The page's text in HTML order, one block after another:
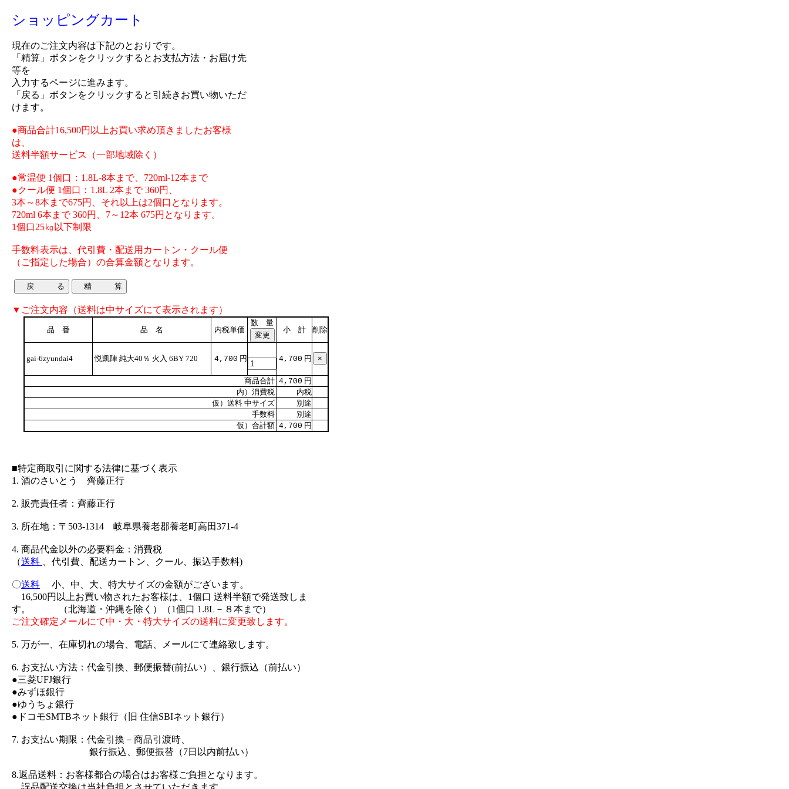
ショッピングカート
現在のご注文内容は下記のとおりです。
「精算」ボタンをクリックするとお支払方法・お届け先
等を
入力するページに進みます。
「戻る」ボタンをクリックすると引続きお買い物いただ
けます。
●商品合計16,500円以上お買い求め頂きましたお客様
は、
送料半額サービス（一部地域除く）
●常温便 1個口：1.8L-8本まで、720ml-12本まで
●クール便 1個口：1.8L 2本まで 360円、
3本～8本まで675円、それ以上は2個口となります。
720ml 6本まで 360円、7～12本 675円となります。
1個口25㎏以下制限
手数料表示は、代引費・配送用カートン・クール便
（ご指定した場合）の合算金額となります。
▼ご注文内容（送料は中サイズにて表示されます）
品 番 品 名 内税単価
数 量
小 計
削除
gai-6zyundai4 悦凱陣 純大40％ 火入 6BY 720 4,700 円 4,700 円
商品合計 4,700 円
内）消費税
内税
仮）送料 中サイズ
別途
手数料
別途
仮）合計額 4,700 円
■特定商取引に関する法律に基づく表示
1. 酒のさいとう 齊藤正行
2. 販売責任者：齊藤正行
3. 所在地：〒503-1314 岐阜県養老郡養老町高田371-4
4. 商品代金以外の必要料金：消費税
（送料 、代引費、配送カートン、クール、振込手数料)
〇送料 小、中、大、特大サイズの金額がございます。
16,500円以上お買い物されたお客様は、1個口 送料半額で発送致しま
す。 （北海道・沖縄を除く）（1個口 1.8L－８本まで）
ご注文確定メールにて中・大・特大サイズの送料に変更致します。
5. 万が一、在庫切れの場合、電話、メールにて連絡致します。
6. お支払い方法：代金引換、郵便振替(前払い）、銀行振込（前払い）
●三菱UFJ銀行
●みずほ銀行
●ゆうちょ銀行
●ドコモSMTBネット銀行（旧 住信SBIネット銀行）
7. お支払い期限：代金引換－商品引渡時、
銀行振込、郵便振替（7日以内前払い）
8.返品送料：お客様都合の場合はお客様ご負担となります。
誤品配送交換は当社負担とさせていただきます。